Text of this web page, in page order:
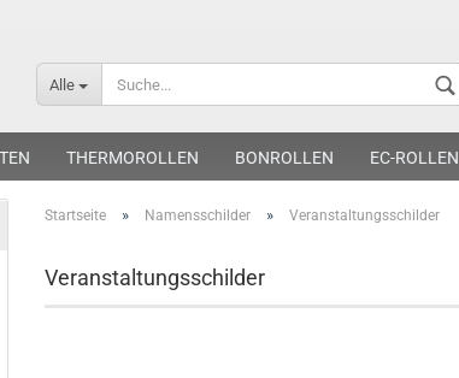
Alle
THERMOROLLEN BONROLLEN EC-ROLLEN
Startseite » Namensschilder » Veranstaltungsschilder
Veranstaltungsschilder